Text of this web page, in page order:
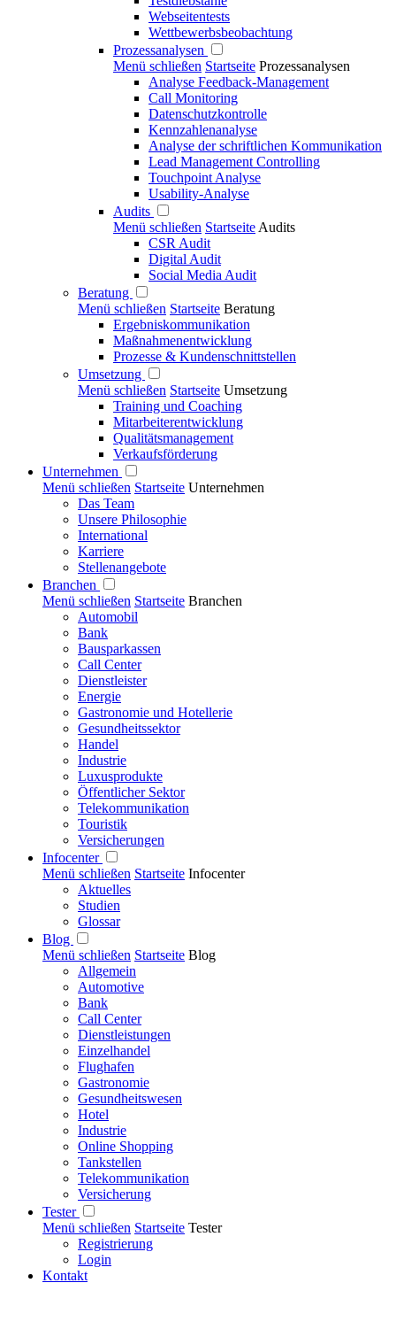
Webseitentests
Wettbewerbsbeobachtung
Prozessanalysen
Menü schließen Startseite Prozessanalysen
Analyse Feedback-Management
Call Monitoring
Datenschutzkontrolle
Kennzahlenanalyse
Analyse der schriftlichen Kommunikation
Lead Management Controlling
Touchpoint Analyse
Usability-Analyse
Audits
Menü schließen Startseite Audits
CSR Audit
Digital Audit
Social Media Audit
Beratung
Menü schließen Startseite Beratung
Ergebniskommunikation
Maßnahmenentwicklung
Prozesse & Kundenschnittstellen
Umsetzung
Menü schließen Startseite Umsetzung
Training und Coaching
Mitarbeiterentwicklung
Qualitätsmanagement
Verkaufsförderung
Unternehmen
Menü schließen Startseite Unternehmen
Das Team
Unsere Philosophie
International
Karriere
Stellenangebote
Branchen
Menü schließen Startseite Branchen
Automobil
Bank
Bausparkassen
Call Center
Dienstleister
Energie
Gastronomie und Hotellerie
Gesundheitssektor
Handel
Industrie
Luxusprodukte
Öffentlicher Sektor
Telekommunikation
Touristik
Versicherungen
Infocenter
Menü schließen Startseite Infocenter
Aktuelles
Studien
Glossar
Blog
Menü schließen Startseite Blog
Allgemein
Automotive
Bank
Call Center
Dienstleistungen
Einzelhandel
Flughafen
Gastronomie
Gesundheitswesen
Hotel
Industrie
Online Shopping
Tankstellen
Telekommunikation
Versicherung
Tester
Menü schließen Startseite Tester
Registrierung
Login
Kontakt